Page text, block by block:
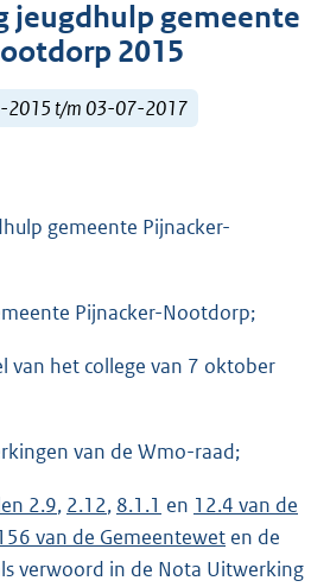
jeugdhulp gemeente
2015
2015 t/m 03-07-2017
gemeente Pijnacker-
Pijnacker-Nootdorp;
van het college van 7 oktober
van de Wmo-raad;
2.9, 2.12, 8.1.1 en 12.4 van de
van de Gemeentewet en de
verwoord in de Nota Uitwerking